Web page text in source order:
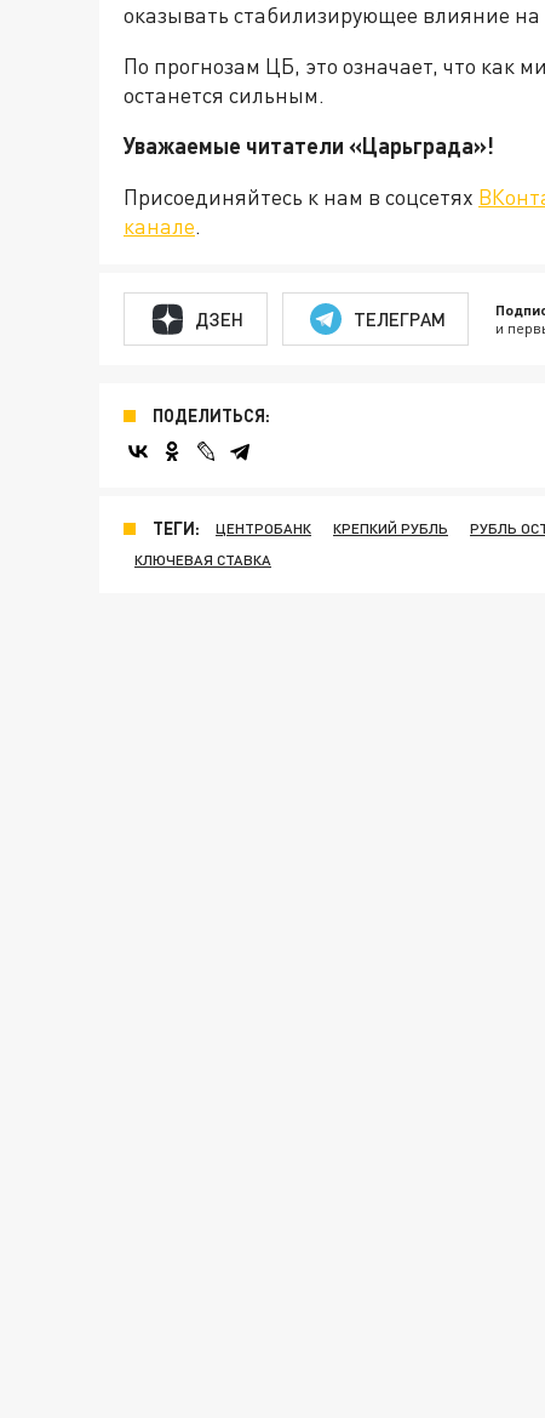
оказывать стабилизирующее влияние
По прогнозам ЦБ, это означает, что как
останется сильным.
Уважаемые читатели «Царьграда»!
Присоединяйтесь к нам в соцсетях
канале.
ДЗЕН ТЕЛЕГРАМ и
ПОДЕЛИТЬСЯ:
ТЕГИ: ЦЕНТРОБАНК КРЕПКИЙ РУБЛЬ РУБЛЬ
КЛЮЧЕВАЯ СТАВКА